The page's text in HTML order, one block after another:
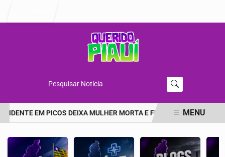
Pesquisar Notícia
EM PICOS DEIXA MULHER MORTA E FILHA EM ESTADO
MENU